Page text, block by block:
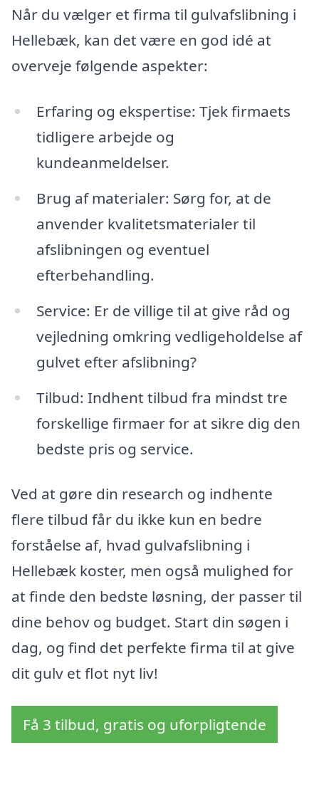
Når du vælger et firma til gulvafslibning i
Hellebæk, kan det være en god idé at
overveje følgende aspekter:
Erfaring og ekspertise: Tjek firmaets
tidligere arbejde og
kundeanmeldelser.
Brug af materialer: Sørg for, at de
anvender kvalitetsmaterialer til
afslibningen og eventuel
efterbehandling.
Service: Er de villige til at give råd og
vejledning omkring vedligeholdelse af
gulvet efter afslibning?
Tilbud: Indhent tilbud fra mindst tre
forskellige firmaer for at sikre dig den
bedste pris og service.
Ved at gøre din research og indhente
flere tilbud får du ikke kun en bedre
forståelse af, hvad gulvafslibning i
Hellebæk koster, men også mulighed for
at finde den bedste løsning, der passer til
dine behov og budget. Start din søgen i
dag, og find det perfekte firma til at give
dit gulv et flot nyt liv!
Få 3 tilbud, gratis og uforpligtende